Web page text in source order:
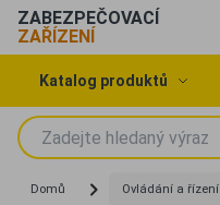
ZABEZPEČOVACÍ
ZAŘÍZENÍ
Katalog produktů
Domů Ovládání a řízení